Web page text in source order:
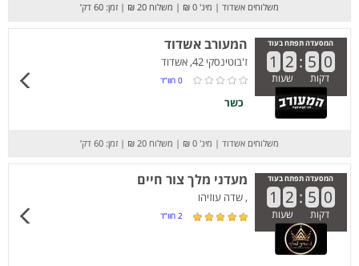
משלוחים אשדוד | מינ' 0 ₪ | משלוח 20 ₪ | זמן: 60 דק’
המסעדה תפתח בעוד
1 2 : 5 0
דקות שעות
המעורב אשדוד
ז'בוטינסקי 42, אשדוד
0 חוו”ד
כשר
משלוחים אשדוד | מינ' 0 ₪ | משלוח 20 ₪ | זמן: 60 דק’
המסעדה תפתח בעוד
1 2 : 5 0
דקות שעות
מעדני מלך צור חיים
, שדה עוזיהו
2 חוו”ד